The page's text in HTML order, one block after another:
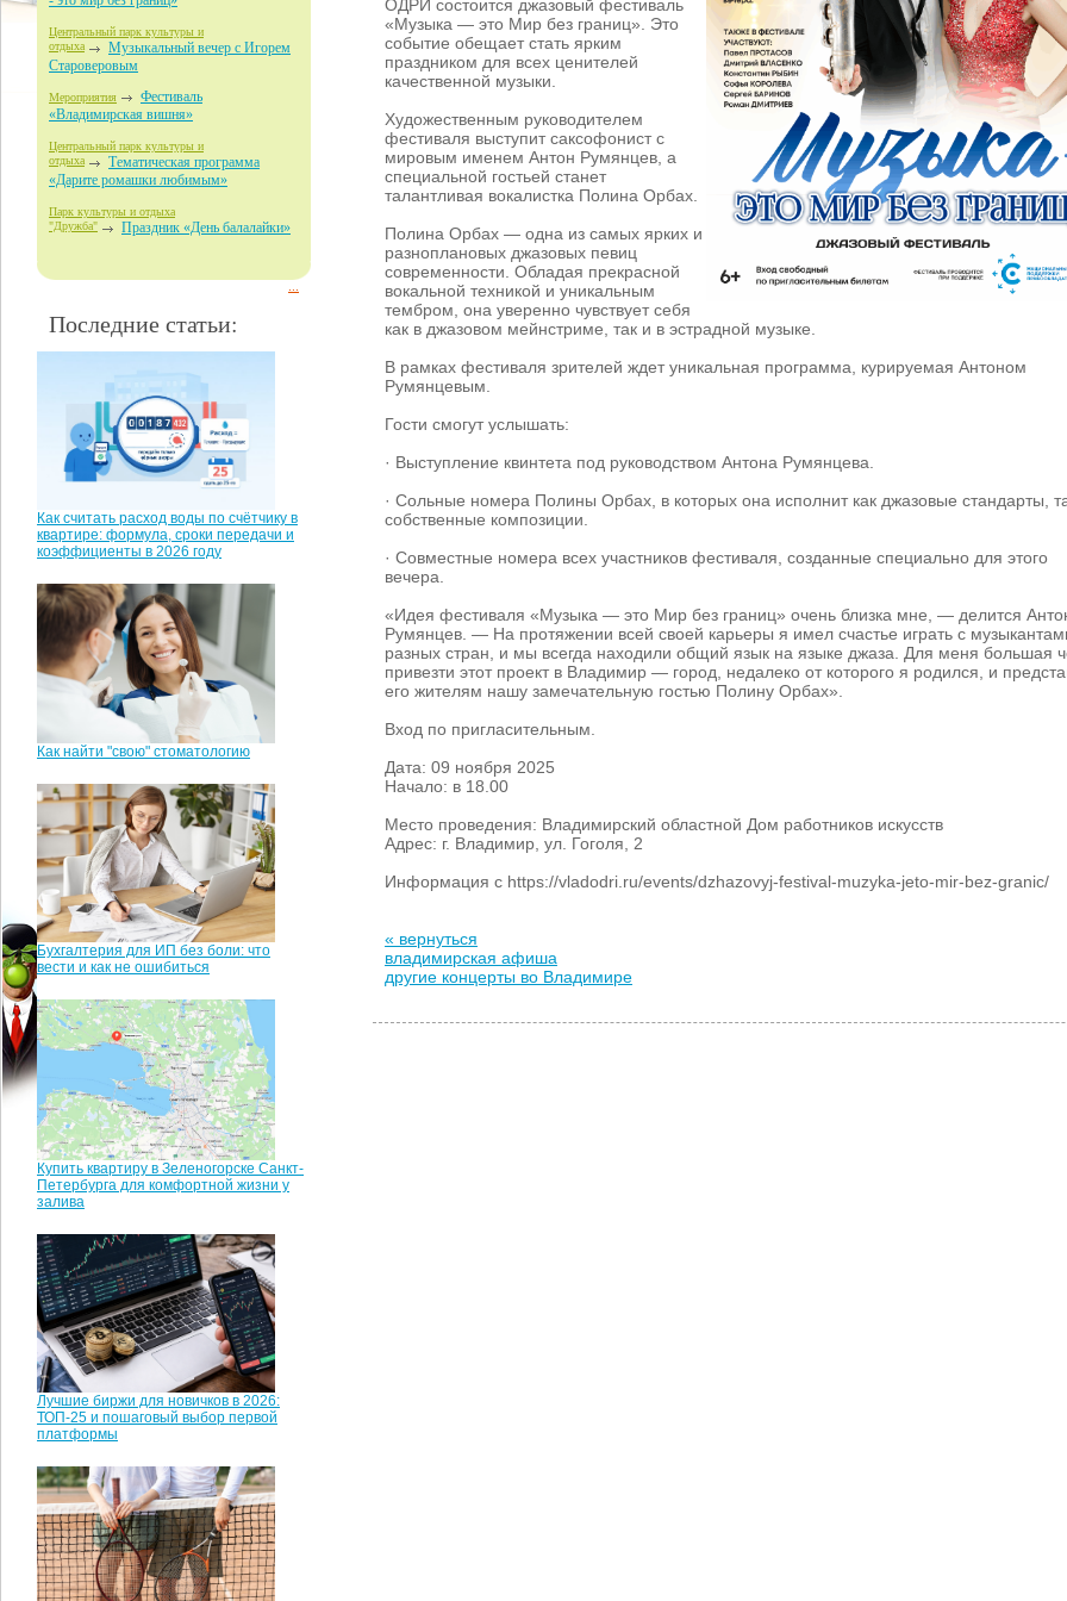
Центральный парк культуры и
отдыха
Музыкальный вечер с Игорем
Староверовым
Мероприятия
Фестиваль
«Владимирская вишня»
Центральный парк культуры и
отдыха
Тематическая программа
«Дарите ромашки любимым»
Парк культуры и отдыха
"Дружба" Праздник «День балалайки»
Последние статьи:
Как считать расход воды по счётчику в
квартире: формула, сроки передачи и
коэффициенты в 2026 году
Как найти "свою" стоматологию
Бухгалтерия для ИП без боли: что
вести и как не ошибиться
Купить квартиру в Зеленогорске Санкт-
Петербурга для комфортной жизни у
залива
Лучшие биржи для новичков в 2026:
ТОП-25 и пошаговый выбор первой
платформы
ОДРИ состоится джазовый фестиваль
«Музыка — это Мир без границ». Это
событие обещает стать ярким
праздником для всех ценителей
качественной музыки.
Художественным руководителем
фестиваля выступит саксофонист с
мировым именем Антон Румянцев, а
специальной гостьей станет
талантливая вокалистка Полина Орбах.
Полина Орбах — одна из самых ярких и
разноплановых джазовых певиц
современности. Обладая прекрасной
вокальной техникой и уникальным
тембром, она уверенно чувствует себя
как в джазовом мейнстриме, так и в эстрадной музыке.
В рамках фестиваля зрителей ждет уникальная программа, курируемая Антоном
Румянцевым.
Гости смогут услышать:
· Выступление квинтета под руководством Антона Румянцева.
· Сольные номера Полины Орбах, в которых она исполнит как джазовые стандарты,
собственные композиции.
· Совместные номера всех участников фестиваля, созданные специально для этого
вечера.
«Идея фестиваля «Музыка — это Мир без границ» очень близка мне, — делится
Румянцев. — На протяжении всей своей карьеры я имел счастье играть с
разных стран, и мы всегда находили общий язык на языке джаза. Для меня большая
привезти этот проект в Владимир — город, недалеко от которого я родился, и
его жителям нашу замечательную гостью Полину Орбах».
Вход по пригласительным.
Дата: 09 ноября 2025
Начало: в 18.00
Место проведения: Владимирский областной Дом работников искусств
Адрес: г. Владимир, ул. Гоголя, 2
Информация с https://vladodri.ru/events/dzhazovyj-festival-muzyka-jeto-mir-bez-granic/
« вернуться
владимирская афиша
другие концерты во Владимире